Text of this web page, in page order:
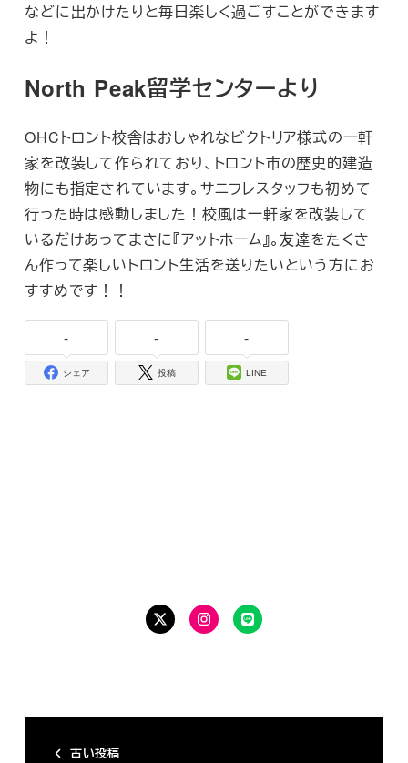
などに出かけたりと毎日楽しく過ごすことができます
よ！
North Peak留学センターより
OHCトロント校舎はおしゃれなビクトリア様式の一軒
家を改装して作られており、トロント市の歴史的建造
物にも指定されています。サニフレスタッフも初めて
行った時は感動しました！校風は一軒家を改装して
いるだけあってまさに『アットホーム』。友達をたくさ
ん作って楽しいトロント生活を送りたいという方にお
すすめです！！
-
シェア
-
投稿
-
LINE
TwitterInstagram
LINE
古い投稿